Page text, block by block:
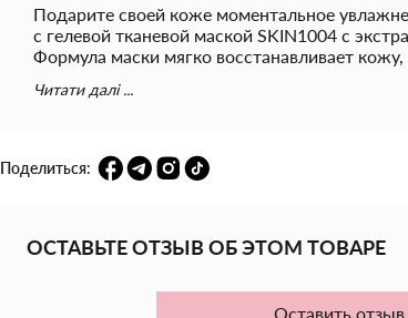
Подарите своей коже моментальное
с гелевой тканевой маской SKIN1004 с
Формула маски мягко восстанавливает
гиалуроновой кислоте маска глубоко
происхождения для деликатного и
обладает выраженными антивозрастными
активно увлажняет и помогает
Читати далі ...
Поделиться:
ОСТАВЬТЕ ОТЗЫВ ОБ ЭТОМ ТОВАРЕ
Оставить отзыв